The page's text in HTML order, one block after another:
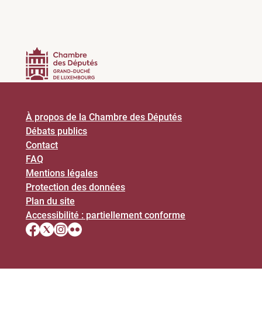
À propos de la Chambre des Députés
Débats publics
Contact
FAQ
Mentions légales
Protection des données
Plan du site
Accessibilité : partiellement conforme